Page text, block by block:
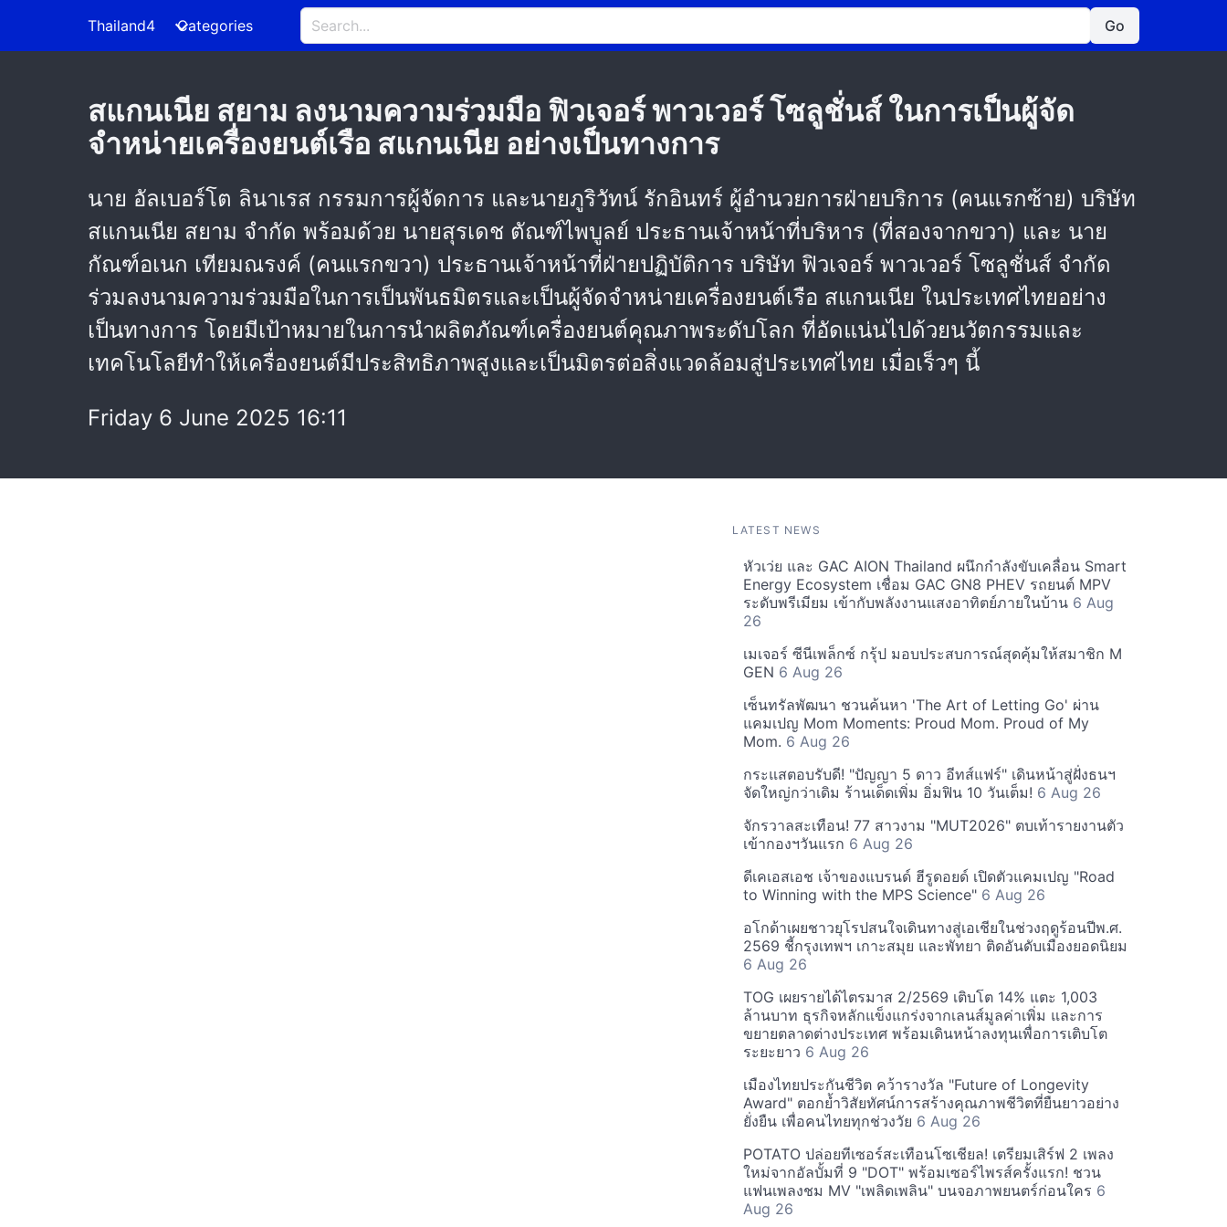
Thailand4 Categories Go
สแกนเนีย สยาม ลงนามความร่วมมือ ฟิวเจอร์ พาวเวอร์ โซลูชั่นส์ ในการเป็นผู้จัด
จำหน่ายเครื่องยนต์เรือ สแกนเนีย อย่างเป็นทางการ
นาย อัลเบอร์โต ลินาเรส กรรมการผู้จัดการ และนายภูริวัทน์ รักอินทร์ ผู้อำนวยการฝ่ายบริการ (คนแรกซ้าย) บริษัท
สแกนเนีย สยาม จำกัด พร้อมด้วย นายสุรเดช ตัณฑ์ไพบูลย์ ประธานเจ้าหน้าที่บริหาร (ที่สองจากขวา) และ นาย
กัณฑ์อเนก เทียมณรงค์ (คนแรกขวา) ประธานเจ้าหน้าที่ฝ่ายปฏิบัติการ บริษัท ฟิวเจอร์ พาวเวอร์ โซลูชั่นส์ จำกัด
ร่วมลงนามความร่วมมือในการเป็นพันธมิตรและเป็นผู้จัดจำหน่ายเครื่องยนต์เรือ สแกนเนีย ในประเทศไทยอย่าง
เป็นทางการ โดยมีเป้าหมายในการนำผลิตภัณฑ์เครื่องยนต์คุณภาพระดับโลก ที่อัดแน่นไปด้วยนวัตกรรมและ
เทคโนโลยีทำให้เครื่องยนต์มีประสิทธิภาพสูงและเป็นมิตรต่อสิ่งแวดล้อมสู่ประเทศไทย เมื่อเร็วๆ นี้
Friday 6 June 2025 16:11
LATEST NEWS
หัวเว่ย และ GAC AION Thailand ผนึกกำลังขับเคลื่อน Smart
Energy Ecosystem เชื่อม GAC GN8 PHEV รถยนต์ MPV
ระดับพรีเมียม เข้ากับพลังงานแสงอาทิตย์ภายในบ้าน 6 Aug
26
เมเจอร์ ซีนีเพล็กซ์ กรุ้ป มอบประสบการณ์สุดคุ้มให้สมาชิก M
GEN 6 Aug 26
เซ็นทรัลพัฒนา ชวนค้นหา 'The Art of Letting Go' ผ่าน
แคมเปญ Mom Moments: Proud Mom. Proud of My
Mom. 6 Aug 26
กระแสตอบรับดี! "ปัญญา 5 ดาว อีทส์แฟร์" เดินหน้าสู่ฝั่งธนฯ
จัดใหญ่กว่าเดิม ร้านเด็ดเพิ่ม อิ่มฟิน 10 วันเต็ม! 6 Aug 26
จักรวาลสะเทือน! 77 สาวงาม "MUT2026" ตบเท้ารายงานตัว
เข้ากองฯวันแรก 6 Aug 26
ดีเคเอสเอช เจ้าของแบรนด์ ฮีรูดอยด์ เปิดตัวแคมเปญ "Road
to Winning with the MPS Science" 6 Aug 26
อโกด้าเผยชาวยุโรปสนใจเดินทางสู่เอเชียในช่วงฤดูร้อนปีพ.ศ.
2569 ชี้กรุงเทพฯ เกาะสมุย และพัทยา ติดอันดับเมืองยอดนิยม
6 Aug 26
TOG เผยรายได้ไตรมาส 2/2569 เติบโต 14% แตะ 1,003
ล้านบาท ธุรกิจหลักแข็งแกร่งจากเลนส์มูลค่าเพิ่ม และการ
ขยายตลาดต่างประเทศ พร้อมเดินหน้าลงทุนเพื่อการเติบโต
ระยะยาว 6 Aug 26
เมืองไทยประกันชีวิต คว้ารางวัล "Future of Longevity
Award" ตอกย้ำวิสัยทัศน์การสร้างคุณภาพชีวิตที่ยืนยาวอย่าง
ยั่งยืน เพื่อคนไทยทุกช่วงวัย 6 Aug 26
POTATO ปล่อยทีเซอร์สะเทือนโซเชียล! เตรียมเสิร์ฟ 2 เพลง
ใหม่จากอัลบั้มที่ 9 "DOT" พร้อมเซอร์ไพรส์ครั้งแรก! ชวน
แฟนเพลงชม MV "เพลิดเพลิน" บนจอภาพยนตร์ก่อนใคร 6
Aug 26